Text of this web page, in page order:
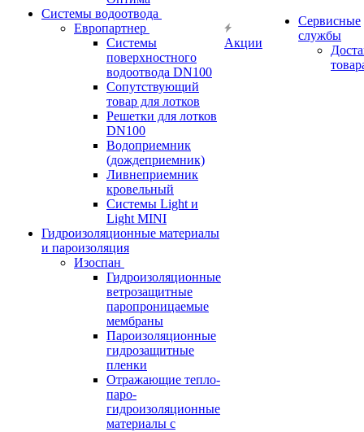
Системы водоотвода
Европартнер
Системы
поверхностного
водоотвода DN100
Сопутствующий
товар для лотков
Решетки для лотков
DN100
Водоприемник
(дождеприемник)
Ливнеприемник
кровельный
Системы Light и
Light MINI
Гидроизоляционные материалы
и пароизоляция
Изоспан
Гидроизоляционные
ветрозащитные
паропроницаемые
мембраны
Пароизоляционные
гидрозащитные
пленки
Отражающие тепло-
паро-
гидроизоляционные
материалы с
Акции
Сервисные
службы